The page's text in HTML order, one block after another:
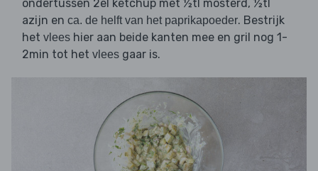
ondertussen 2el ketchup met ½tl mosterd, ½tl
azijn en ca. de helft van het paprikapoeder. Bestrijk
het vlees hier aan beide kanten mee en gril nog 1-
2min tot het vlees gaar is.